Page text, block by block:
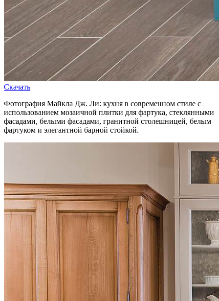
Скачать
Фотография Майкла Дж. Ли: кухня в современном стиле с
использованием мозаичной плитки для фартука, стеклянными
фасадами, белыми фасадами, гранитной столешницей, белым
фартуком и элегантной барной стойкой.